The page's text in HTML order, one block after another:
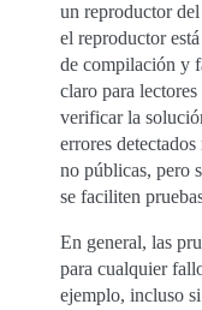
un reproductor
el reproductor
de compilación y
claro para
verificar la
errores
no públicas, pero
se faciliten
En general, las
para cualquier
ejemplo, incluso